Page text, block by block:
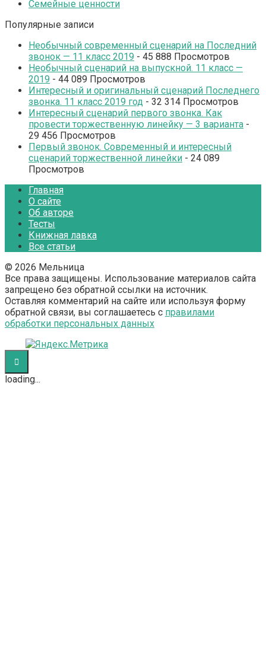
Семейные ценности
Популярные записи
Необычный современный сценарий на Последний
звонок — 11 класс 2019 - 45 888 Просмотров
Необычный сценарий на выпускной. 11 класс —
2019 - 44 089 Просмотров
Интересный и оригинальный сценарий Последнего
звонка. 11 класс 2019 год - 32 314 Просмотров
Интересный сценарий первого звонка. Как
провести торжественную линейку — 3 варианта -
29 456 Просмотров
Первый звонок. Современный и интересный
сценарий торжественной линейки - 24 089
Просмотров
Главная
О сайте
Об авторе
Тесты
Книжная лавка
Все статьи
© 2026 Мельница
Все права защищены. Использование материалов сайта
запрещено без обратной ссылки на источник.
Оставляя комментарий на сайте или используя форму
обратной связи, вы соглашаетесь с правилами
обработки персональных данных
loading...